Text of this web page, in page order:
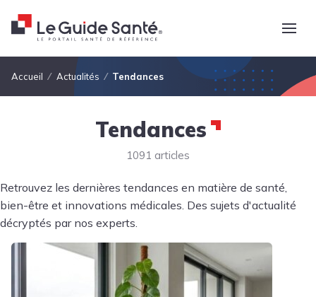
Fil d'Ariane
Accueil Actualités Tendances
Tendances
1091 articles
Retrouvez les dernières tendances en matière de santé,
bien-être et innovations médicales. Des sujets d'actualité
décryptés par nos experts.